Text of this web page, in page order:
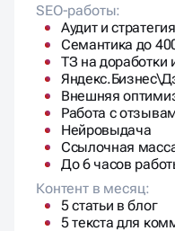
SEO-работы:
Аудит и стратегия
Семантика до
ТЗ на доработки
Внешняя
Работа с
Нейровыдача
Ссылочная
До 6 часов
Контент в месяц:
5 статьи в блог
5 текста для